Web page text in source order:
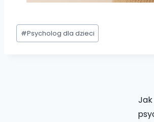
#Psycholog dla dzieci